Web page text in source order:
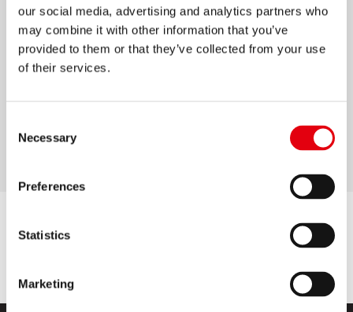
our social media, advertising and analytics partners who
may combine it with other information that you’ve
provided to them or that they’ve collected from your use
of their services.
Selection
Necessary
Preferences
Statistics
Marketing
Ideal para la oficina, escuela, manualidades y
hogar
No tóxica
Disponibles en 4 colores metálicos